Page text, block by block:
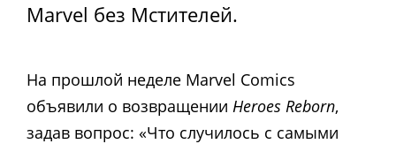
Marvel без Мстителей.
На прошлой неделе Marvel Comics
объявили о возвращении Heroes Reborn,
задав вопрос: «Что случилось с самыми